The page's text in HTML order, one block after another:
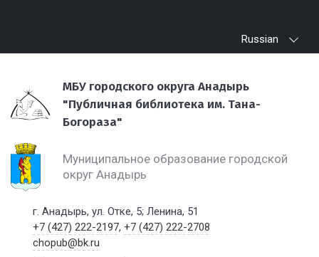
Russian
МБУ городского округа Анадырь
"Публичная библиотека им. Тана-
Богораза"
Муниципальное образование городской
округ Анадырь
г. Анадырь, ул. Отке, 5; Ленина, 51
+7 (427) 222-2197,+7 (427) 222-2708
chopub@bk.ru